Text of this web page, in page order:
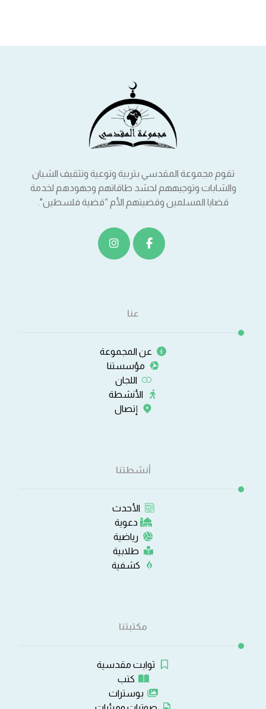
تقوم مجموعة المقدسي بتربية وتوعية وتثقيف الشبان
والشابات وتوجيههم لحشد طاقاتهم وجهودهم لخدمة
قضايا المسلمين وقضيتهم الأم “قضية فلسطين".
عنا
عن المجموعة
مؤسستنا
اللجان
الأنشطة
إتصال
أنشطتنا
الأحدث
دعوية
رياضية
طلابية
كشفية
مكتبتنا
ثوابت مقدسية
كتب
بوسترات